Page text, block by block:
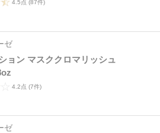
4.5点 (87件)
ゼ
ョン マスククロマリッシュ
4.2点 (7件)
ゼ